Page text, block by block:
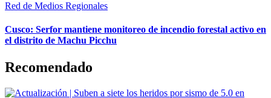
Red de Medios Regionales
Cusco: Serfor mantiene monitoreo de incendio forestal activo en
el distrito de Machu Picchu
Recomendado